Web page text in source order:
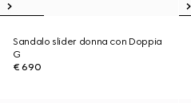
Sandalo slider donna con Doppia
G
€ 690